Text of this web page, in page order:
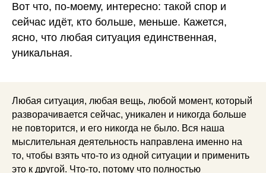
Вот что, по-моему, интересно: такой спор и
сейчас идёт, кто больше, меньше. Кажется,
ясно, что любая ситуация единственная,
уникальная.
Любая ситуация, любая вещь, любой момент, который
разворачивается сейчас, уникален и никогда больше
не повторится, и его никогда не было. Вся наша
мыслительная деятельность направлена именно на
то, чтобы взять что-то из одной ситуации и применить
это к другой. Что-то, потому что полностью